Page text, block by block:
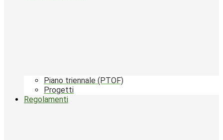
Piano triennale (PTOF)
Progetti
Regolamenti